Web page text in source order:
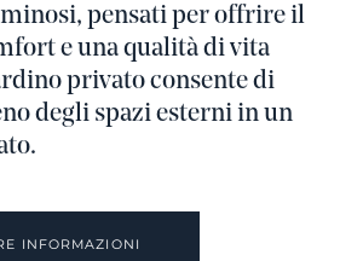
pensati per offrire il
e una qualità di vita
privato consente di
degli spazi esterni in un
INFORMAZIONI